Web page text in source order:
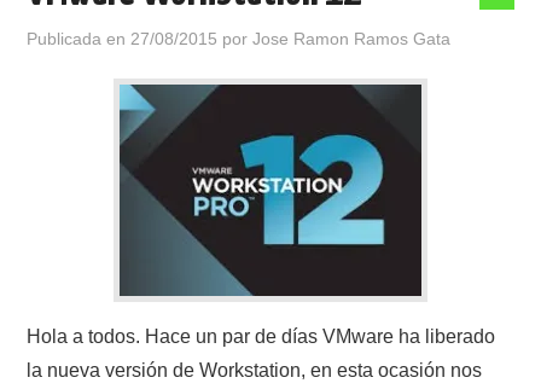
Publicada en 27/08/2015 porJose Ramon Ramos Gata
Hola a todos. Hace un par de días VMware ha liberado
la nueva versión de Workstation, en esta ocasión nos